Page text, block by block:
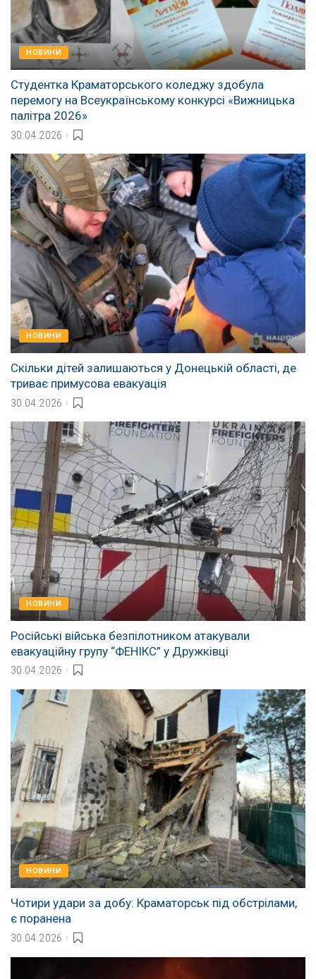
НОВИНИ
Студентка Краматорського коледжу здобула
перемогу на Всеукраїнському конкурсі «Вижницька
палітра 2026»
30.04.2026
НОВИНИ
Скільки дітей залишаються у Донецькій області, де
триває примусова евакуація
30.04.2026
НОВИНИ
Російські війська безпілотником атакували
евакуаційну групу “ФЕНІКС” у Дружківці
30.04.2026
НОВИНИ
Чотири удари за добу: Краматорськ під обстрілами,
є поранена
30.04.2026